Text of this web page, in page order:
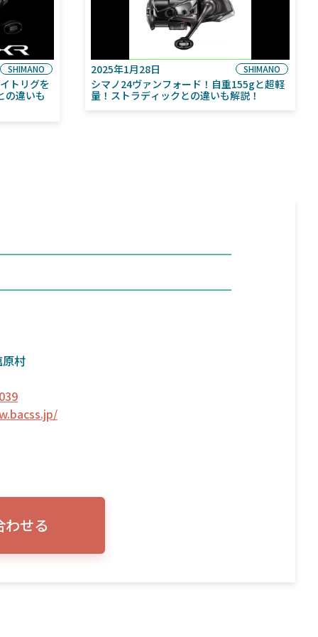
SHIMANO
トリグを
の違いも
2025年1月28日 SHIMANO
シマノ24ヴァンフォード！自重155gと超軽
量！ストラディックとの違いも解説！
村
わせる